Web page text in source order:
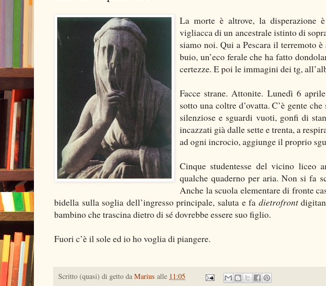
La morte è altrove, la disperazione
vigliacca di un ancestrale istinto di
siamo noi. Qui a Pescara il terremoto
buio, un’eco ferale che ha fatto
certezze. E poi le immagini dei tg,
Facce strane. Attonite. Lunedì 6
sotto una coltre d’ovatta. C’è gente
silenziose e sguardi vuoti, gonfi di
incazzati già dalle sette e trenta, a
ad ogni incrocio, aggiunge il proprio
Cinque studentesse del vicino liceo
qualche quaderno per aria. Non si fa
Anche la scuola elementare di fronte
bidella sulla soglia dell’ingresso principale, saluta e fa dietrofront
bambino che trascina dietro di sé dovrebbe essere suo figlio.
Fuori c’è il sole ed io ho voglia di piangere.
Scritto (quasi) di getto da Marius alle 11:05